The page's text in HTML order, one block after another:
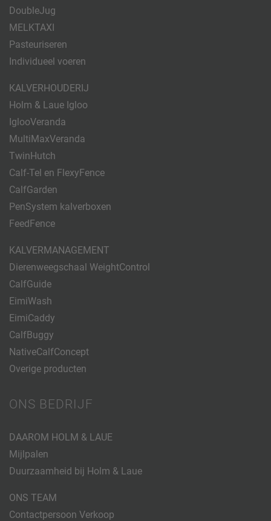
DoubleJug
MELKTAXI
Pasteuriseren
Individueel voeren
KALVERHOUDERIJ
Holm & Laue Igloo
IglooVeranda
MultiMaxVeranda
TwinHutch
Calf-Tel en FlexyFence
CalfGarden
PenSystem kalverboxen
FeedFence
KALVERMANAGEMENT
Dierenweegschaal WeightControl
CalfGuide
EimiWash
EimiCaddy
CalfBuggy
NativeCalfConcept
Overige producten
ONS BEDRIJF
DAAROM HOLM & LAUE
Mijlpalen
Duurzaamheid bij Holm & Laue
ONS TEAM
Contactpersoon Verkoop